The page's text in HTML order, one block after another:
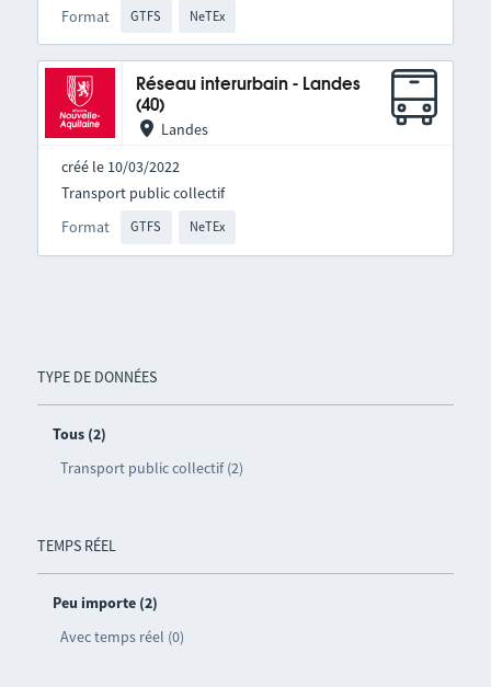
TYPE DE DONNÉES
Tous (2)
Transport public collectif (2)
TEMPS RÉEL
Peu importe (2)
Avec temps réel (0)
Format GTFS NeTEx
Réseau interurbain - Landes
(40)
Landes
créé le 10/03/2022
Format GTFS NeTEx
Transport public collectif